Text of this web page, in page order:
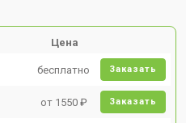
Цена
бесплатно Заказать
от 1550 ₽ Заказать